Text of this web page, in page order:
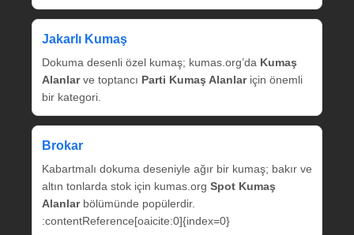
Jakarlı Kumaş
Dokuma desenli özel kumaş; kumas.org’da Kumaş
Alanlarve toptancı Parti Kumaş Alanlariçin önemli
bir kategori.
Brokar
Kabartmalı dokuma deseniyle ağır bir kumaş; bakır ve
altın tonlarda stok için kumas.org Spot Kumaş
Alanlarbölümünde popülerdir.
:contentReference[oaicite:0]{index=0}